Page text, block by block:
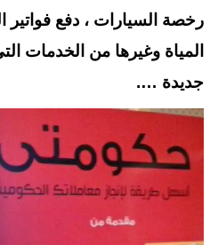
رخصة السيارات ، دفع فواتير
جديدة ….